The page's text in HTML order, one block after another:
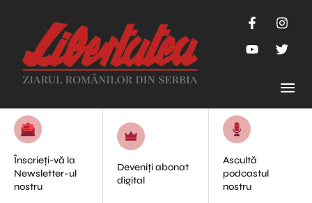
Înscrieți-vă la
Newsletter-ul
nostru
Deveniți abonat
digital
Ascultă
podcastul
nostru